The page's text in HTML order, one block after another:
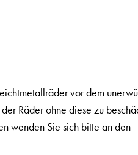
vor dem
Räder ohne diese zu
wenden Sie sich bitte an den